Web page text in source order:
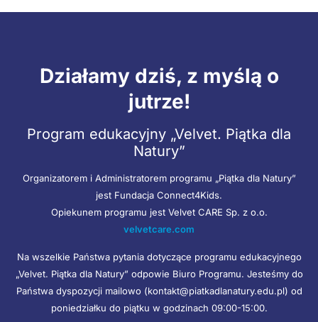
Działamy dziś, z myślą o
jutrze!
Program edukacyjny „Velvet. Piątka dla
Natury”
Organizatorem i Administratorem programu „Piątka dla Natury”
jest Fundacja Connect4Kids.
Opiekunem programu jest Velvet CARE Sp. z o.o.
velvetcare.com
Na wszelkie Państwa pytania dotyczące programu edukacyjnego
„Velvet. Piątka dla Natury” odpowie Biuro Programu. Jesteśmy do
Państwa dyspozycji mailowo (kontakt@piatkadlanatury.edu.pl) od
poniedziałku do piątku w godzinach 09:00-15:00.